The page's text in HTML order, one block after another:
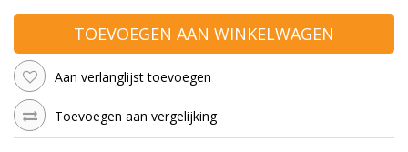
TOEVOEGEN AAN WINKELWAGEN
Aan verlanglijst toevoegen
Toevoegen aan vergelijking